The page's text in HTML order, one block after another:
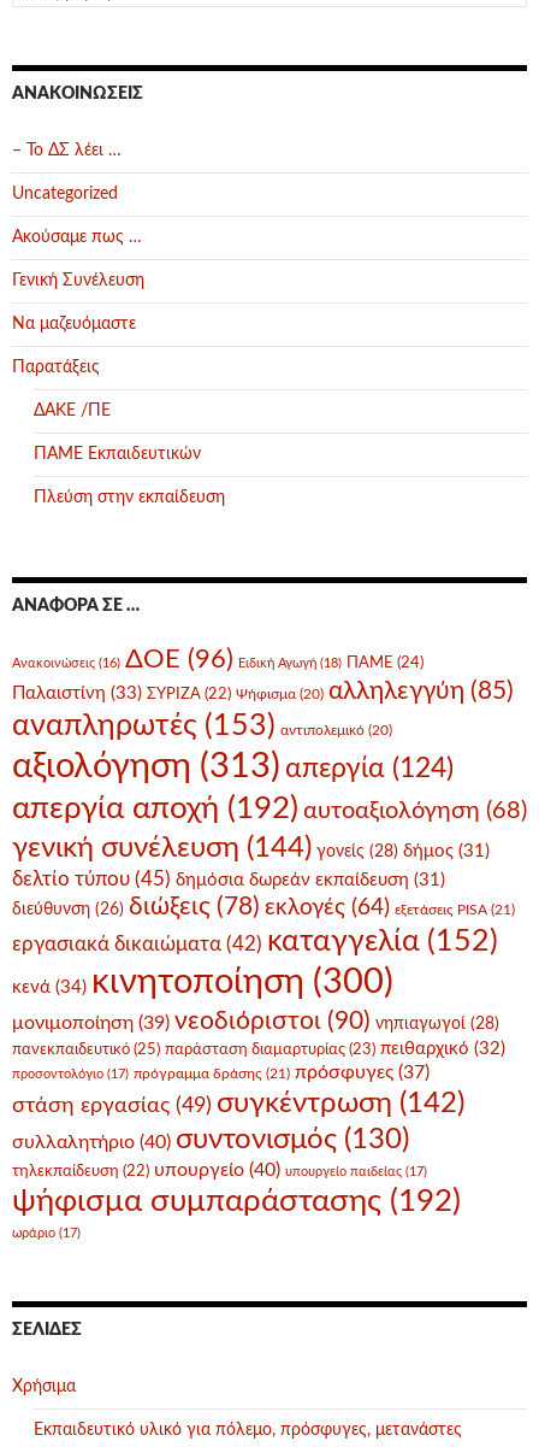
για:
ΑΝΑΚΟΙΝΏΣΕΙΣ
– Το ΔΣ λέει …
Uncategorized
Ακούσαμε πως …
Γενική Συνέλευση
Να μαζευόμαστε
Παρατάξεις
ΔΑΚΕ /ΠΕ
ΠΑΜΕ Εκπαιδευτικών
Πλεύση στην εκπαίδευση
ΑΝΑΦΟΡΆ ΣΕ …
Ανακοινώσεις (16) ΔΟΕ (96) Ειδική Αγωγή (18) ΠΑΜΕ (24)
Παλαιστίνη (33) ΣΥΡΙΖΑ (22) Ψήφισμα (20) αλληλεγγύη (85)
αναπληρωτές (153) αντιπολεμικό (20)
αξιολόγηση (313) απεργία (124)
απεργία αποχή (192) αυτοαξιολόγηση (68)
γενική συνέλευση (144) γονείς (28) δήμος (31)
δελτίο τύπου (45) δημόσια δωρεάν εκπαίδευση (31)
διεύθυνση (26) διώξεις (78) εκλογές (64) εξετάσεις PISA (21)
εργασιακά δικαιώματα (42) καταγγελία (152)
κενά (34) κινητοποίηση (300)
μονιμοποίηση (39) νεοδιόριστοι (90) νηπιαγωγοί (28)
πανεκπαιδευτικό (25) παράσταση διαμαρτυρίας (23) πειθαρχικό (32)
προσοντολόγιο (17) πρόγραμμα δράσης (21) πρόσφυγες (37)
στάση εργασίας (49) συγκέντρωση (142)
συλλαλητήριο (40) συντονισμός (130)
τηλεκπαίδευση (22) υπουργείο (40) υπουργείο παιδείας (17)
ψήφισμα συμπαράστασης (192)
ωράριο (17)
ΣΕΛΊΔΕΣ
Χρήσιμα
Εκπαιδευτικό υλικό για πόλεμο, πρόσφυγες, μετανάστες